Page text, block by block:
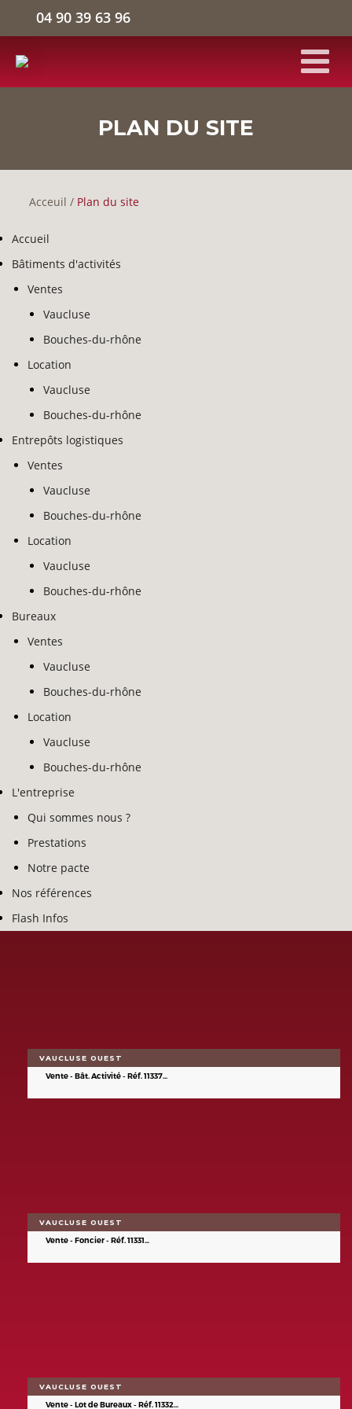
04 90 39 63 96
ENTREPÔTS LOGISTIQUES
PLAN DU SITE
Acceuil / Plan du site
Accueil
Bâtiments d'activités
Ventes
Vaucluse
Bouches-du-rhône
Location
Vaucluse
Bouches-du-rhône
Entrepôts logistiques
Ventes
Vaucluse
Bouches-du-rhône
Location
Vaucluse
Bouches-du-rhône
Bureaux
Ventes
Vaucluse
Bouches-du-rhône
Location
Vaucluse
Bouches-du-rhône
L'entreprise
Qui sommes nous ?
Prestations
Notre pacte
Nos références
Flash Infos
VAUCLUSE OUEST
Vente - Bât. Activité - Réf. 11337...
VAUCLUSE OUEST
Vente - Foncier - Réf. 11331...
VAUCLUSE OUEST
Vente - Lot de Bureaux - Réf. 11332...